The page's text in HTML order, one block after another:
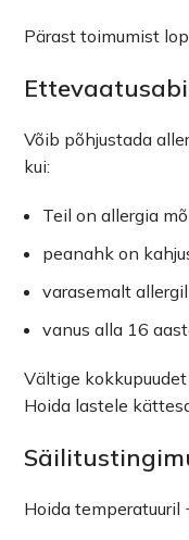
Pärast toimumist
Võib põhjustada
kui:
Teil on allergia
peanahk on
varasemalt
vanus alla 16
Vältige
Hoida lastele
Hoida temperatuuril